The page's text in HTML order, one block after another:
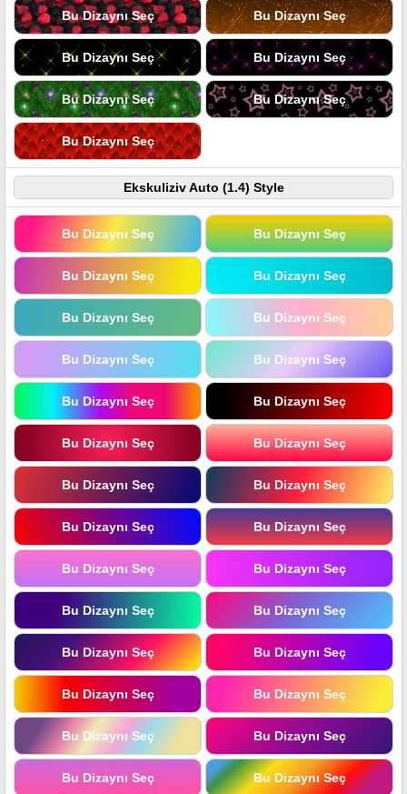
Bu Dizaynı Seç Bu Dizaynı Seç
Bu Dizaynı Seç Bu Dizaynı Seç
Bu Dizaynı Seç Bu Dizaynı Seç
Bu Dizaynı Seç
Ekskuliziv Auto (1.4) Style
Bu Dizaynı Seç Bu Dizaynı Seç
Bu Dizaynı Seç Bu Dizaynı Seç
Bu Dizaynı Seç Bu Dizaynı Seç
Bu Dizaynı Seç Bu Dizaynı Seç
Bu Dizaynı Seç Bu Dizaynı Seç
Bu Dizaynı Seç Bu Dizaynı Seç
Bu Dizaynı Seç Bu Dizaynı Seç
Bu Dizaynı Seç Bu Dizaynı Seç
Bu Dizaynı Seç Bu Dizaynı Seç
Bu Dizaynı Seç Bu Dizaynı Seç
Bu Dizaynı Seç Bu Dizaynı Seç
Bu Dizaynı Seç Bu Dizaynı Seç
Bu Dizaynı Seç Bu Dizaynı Seç
Bu Dizaynı Seç Bu Dizaynı Seç